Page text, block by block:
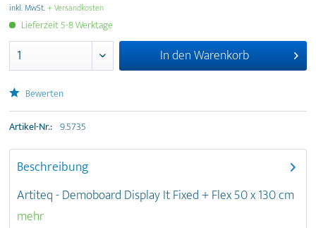
inkl. MwSt.+ Versandkosten
Lieferzeit 5-8 Werktage
In denWarenkorb
Bewerten
Artikel-Nr.: 9.5735
Beschreibung
Artiteq - Demoboard Display It Fixed + Flex 50 x 130 cm
mehr